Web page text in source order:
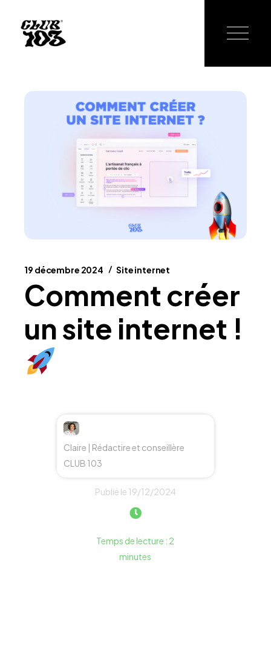
19 décembre 2024 Site internet
Comment créer
un site internet !
Claire | Rédactire et conseillère
CLUB 103
Publié le 19/12/2024
Temps de lecture : 2
minutes